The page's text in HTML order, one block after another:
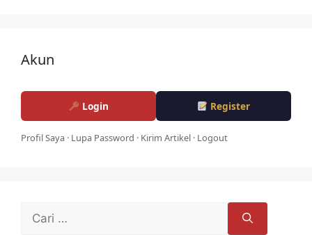
Akun
Login Register
Profil Saya · Lupa Password · Kirim Artikel · Logout
untuk: